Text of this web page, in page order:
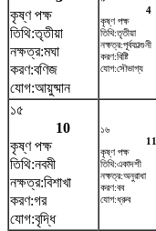
কৃষ্ণ পক্ষ
তিথি:তৃতীয়া
নক্ষত্র:মঘা
করণ:বণিজ
যোগ:আয়ুষ্মান
4
কৃষ্ণ পক্ষ
তিথি:তৃতীয়া
নক্ষত্র:পূর্বফাল্গুনী
করণ:বিষ্টি
যোগ:সৌভাগ্য
১৫
10
কৃষ্ণ পক্ষ
তিথি:নবমী
নক্ষত্র:বিশাখা
করণ:গর
যোগ:বৃদ্ধি
১৬
11
কৃষ্ণ পক্ষ
তিথি:একাদশী
নক্ষত্র:অনুরাধা
করণ:বব
যোগ:ধ্রুব